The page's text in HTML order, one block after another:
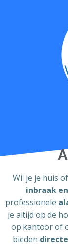
Wil je je huis
inbraak
professionele
je altijd op de
op kantoor of
bieden